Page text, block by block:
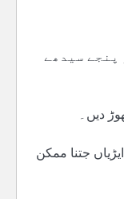
پنجے سیدھے
دیں۔
جتنا ممکن